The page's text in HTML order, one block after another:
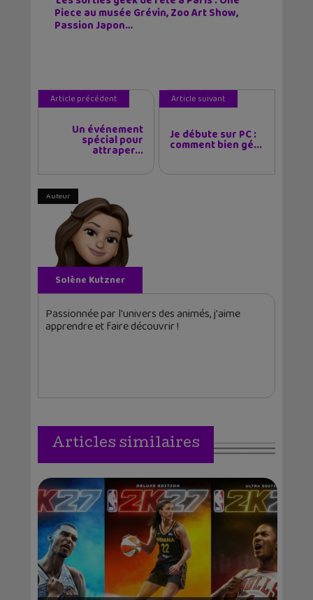
Piece au musée Grévin, Zoo Art Show,
Passion Japon…
Article précédent
Un événement
spécial pour
attraper...
Article suivant
Je débute sur PC :
comment bien gé...
Auteur
Solène Kutzner
Passionnée par l'univers des animés, j'aime
apprendre et faire découvrir !
Articles similaires